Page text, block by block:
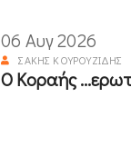
06 Αυγ 2026
ΣΆΚΗΣ ΚΟΥΡΟΥΖΊΔΗΣ
Ο Κοραής